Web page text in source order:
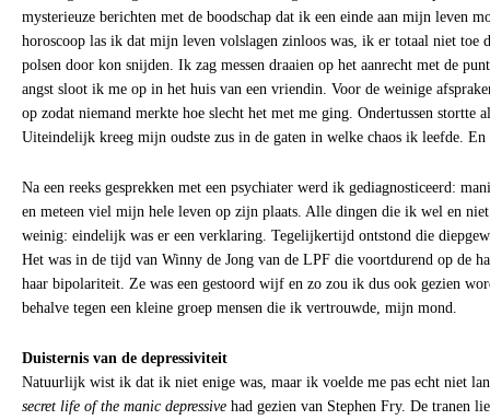
mysterieuze berichten met de boodschap dat ik een einde aan mijn leven
horoscoop las ik dat mijn leven volslagen zinloos was, ik er totaal niet toe
polsen door kon snijden. Ik zag messen draaien op het aanrecht met de
angst sloot ik me op in het huis van een vriendin. Voor de weinige
op zodat niemand merkte hoe slecht het met me ging. Ondertussen stortte
Uiteindelijk kreeg mijn oudste zus in de gaten in welke chaos ik leefde. En
Na een reeks gesprekken met een psychiater werd ik gediagnosticeerd:
en meteen viel mijn hele leven op zijn plaats. Alle dingen die ik wel en
weinig: eindelijk was er een verklaring. Tegelijkertijd ontstond die
Het was in de tijd van Winny de Jong van de LPF die voortdurend op de
haar bipolariteit. Ze was een gestoord wijf en zo zou ik dus ook gezien
behalve tegen een kleine groep mensen die ik vertrouwde, mijn mond.
Duisternis van de depressiviteit
Natuurlijk wist ik dat ik niet enige was, maar ik voelde me pas echt niet
secret life of the manic depressive had gezien van Stephen Fry. De tranen